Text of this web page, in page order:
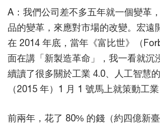
A：我們公司差不多五年就一個變革
品的變革，來應對市場的改變。宏遠
在 2014 年底，當年《富比世》（
面在講「新製造革命」，我一看就沉
續讀了很多關於工業 4.0、人工智慧
（2015 年）1 月 1 號馬上就策動工業
前兩年，花了 80% 的錢（約四億新